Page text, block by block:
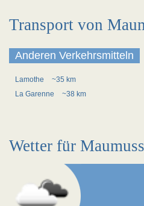
Transport von
Anderen Verkehrsmitteln
Lamothe
~35 km
La Garenne
~38 km
Wetter für